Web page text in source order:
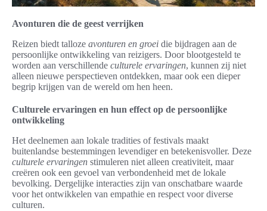
Avonturen die de geest verrijken
Reizen biedt talloze avonturen en groei die bijdragen aan de
persoonlijke ontwikkeling van reizigers. Door blootgesteld te
worden aan verschillende culturele ervaringen, kunnen zij niet
alleen nieuwe perspectieven ontdekken, maar ook een dieper
begrip krijgen van de wereld om hen heen.
Culturele ervaringen en hun effect op de persoonlijke
ontwikkeling
Het deelnemen aan lokale tradities of festivals maakt
buitenlandse bestemmingen levendiger en betekenisvoller. Deze
culturele ervaringen stimuleren niet alleen creativiteit, maar
creëren ook een gevoel van verbondenheid met de lokale
bevolking. Dergelijke interacties zijn van onschatbare waarde
voor het ontwikkelen van empathie en respect voor diverse
culturen.